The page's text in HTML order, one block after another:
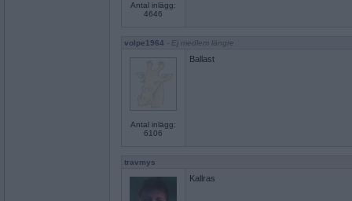
Antal inlägg:
4646
volpe1964 - Ej medlem längre
Antal inlägg:
6106
Ballast
travmys
Kallras